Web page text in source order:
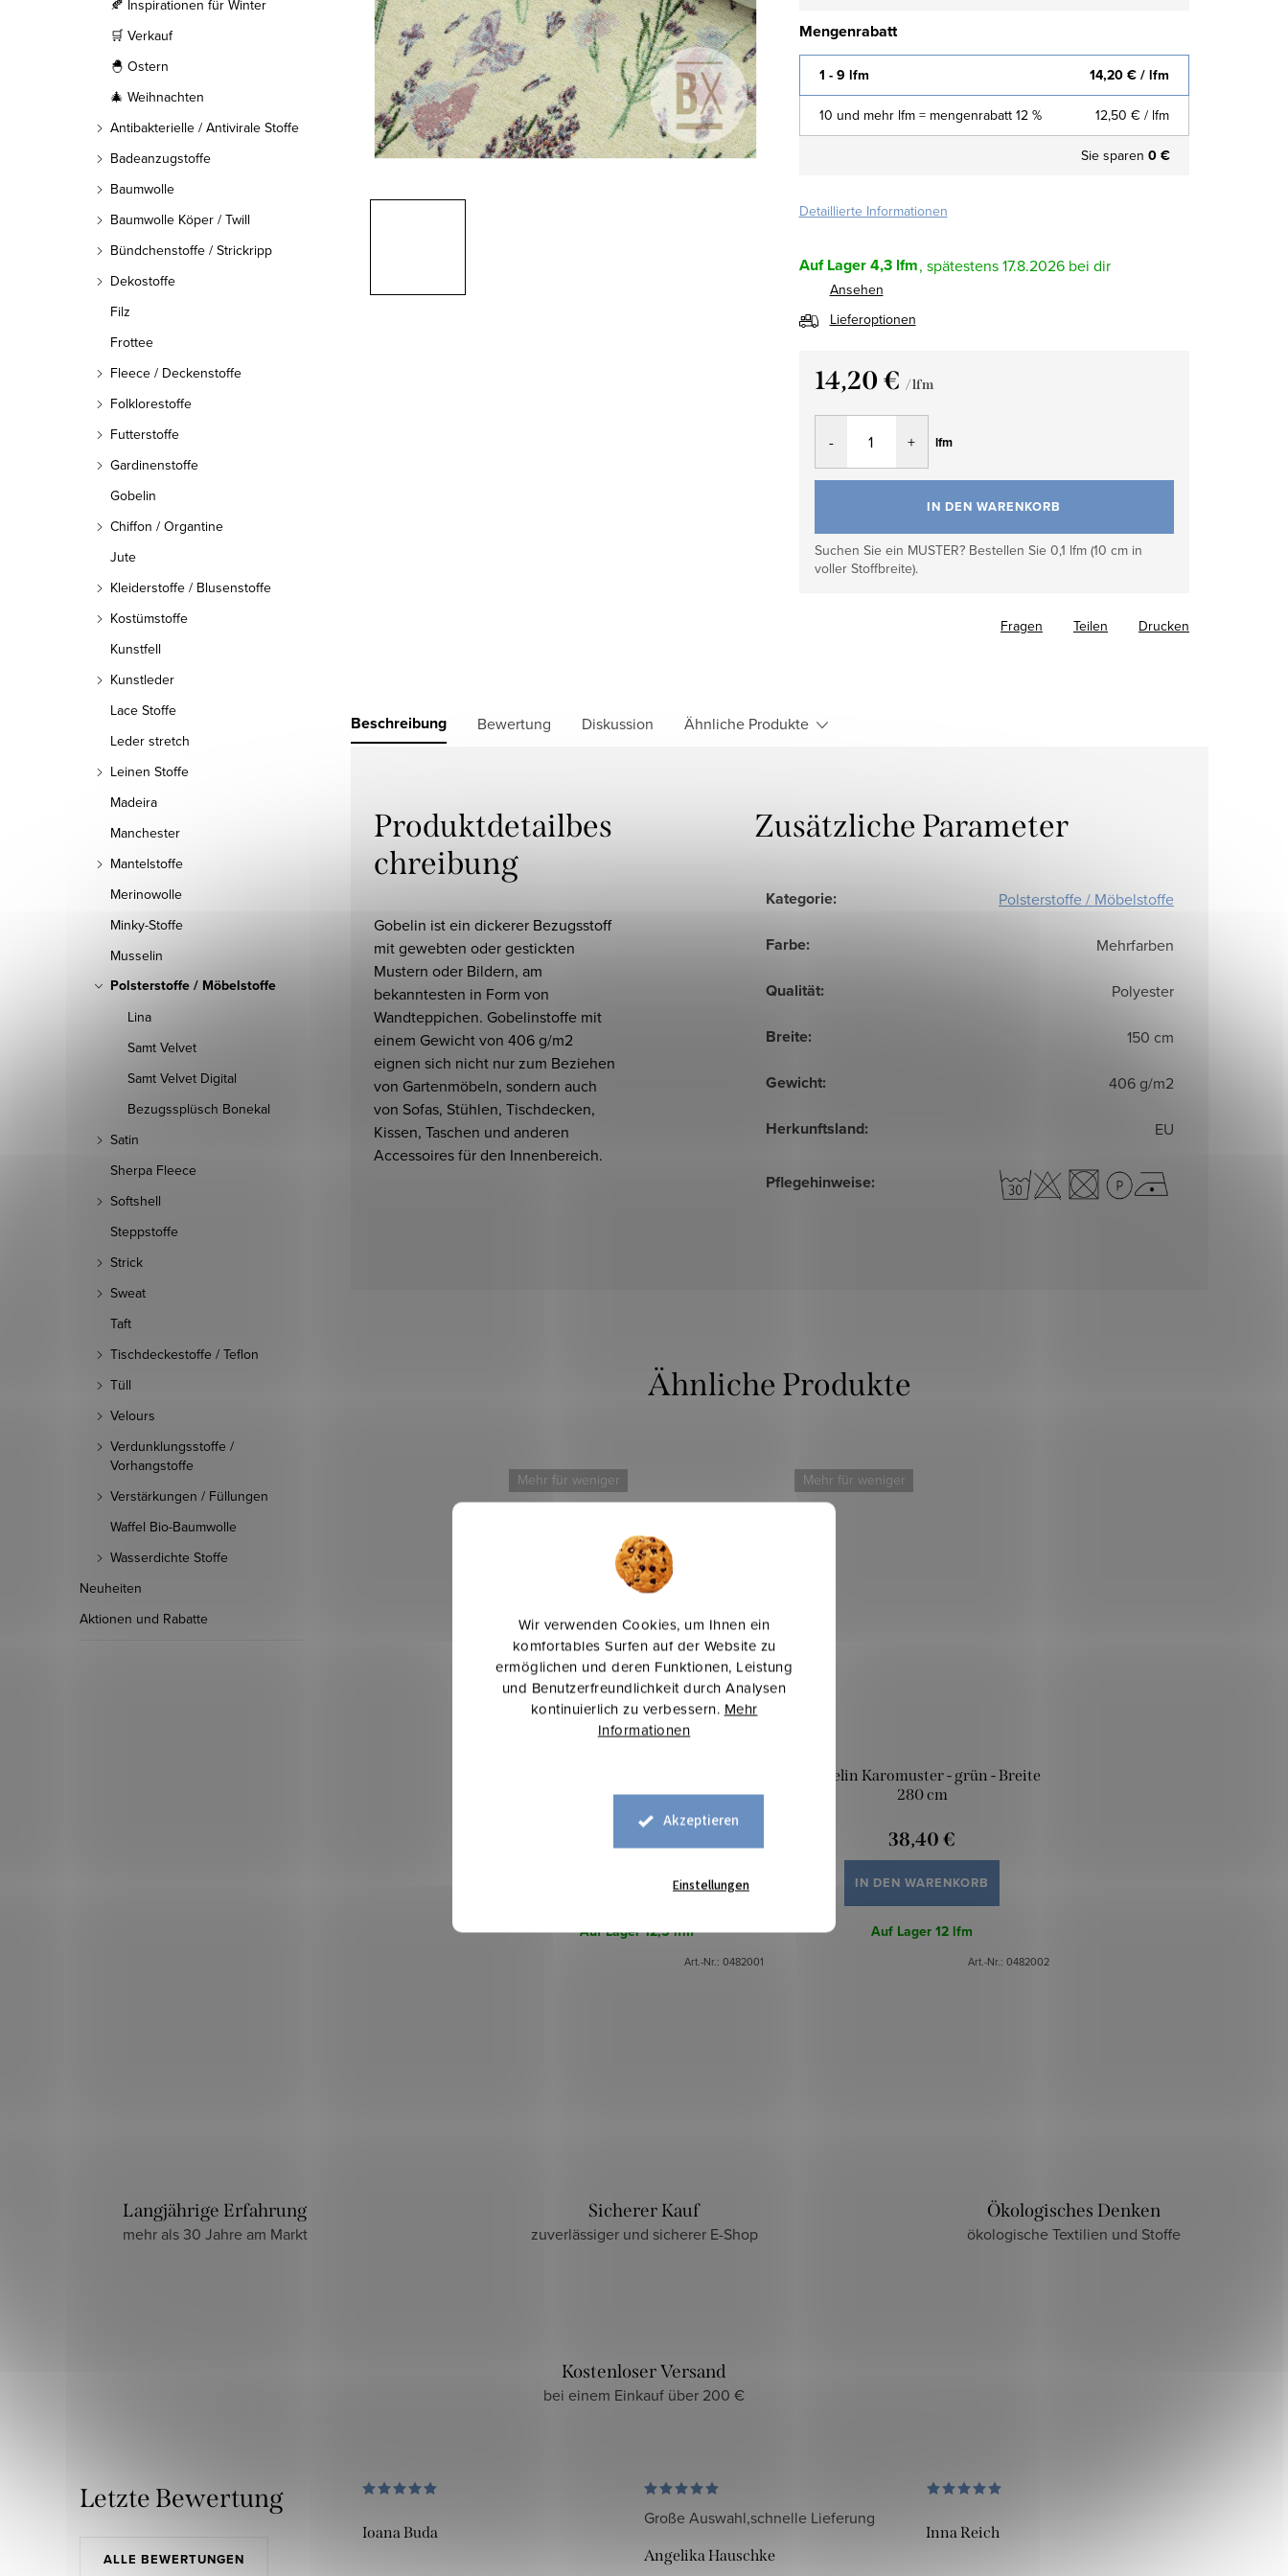
Wir verwenden Cookies, um Ihnen ein
komfortables Surfen auf der Website zu
ermöglichen und deren Funktionen, Leistung
und Benutzerfreundlichkeit durch Analysen
kontinuierlich zu verbessern. Mehr
Informationen
Akzeptieren
Einstellungen
🍂 Inspirationen für Winter
🛒 Verkauf
🐣 Ostern
🎄 Weihnachten
Antibakterielle / Antivirale Stoffe
Badeanzugstoffe
Baumwolle
Baumwolle Köper / Twill
Bündchenstoffe / Strickripp
Dekostoffe
Filz
Frottee
Fleece / Deckenstoffe
Folklorestoffe
Futterstoffe
Gardinenstoffe
Gobelin
Chiffon / Organtine
Jute
Kleiderstoffe / Blusenstoffe
Kostümstoffe
Kunstfell
Kunstleder
Lace Stoffe
Leder stretch
Leinen Stoffe
Madeira
Manchester
Mantelstoffe
Merinowolle
Minky-Stoffe
Musselin
Polsterstoffe / Möbelstoffe
Lina
Samt Velvet
Samt Velvet Digital
Bezugssplüsch Bonekal
Satin
Sherpa Fleece
Softshell
Steppstoffe
Strick
Sweat
Taft
Tischdeckestoffe / Teflon
Tüll
Velours
Verdunklungsstoffe /
Vorhangstoffe
Verstärkungen / Füllungen
Waffel Bio-Baumwolle
Wasserdichte Stoffe
Neuheiten
Aktionen und Rabatte
Mengenrabatt
1 - 9 lfm 14,20 €/ lfm
10 und mehr lfm = mengenrabatt 12 % 12,50 € / lfm
Sie sparen 0 €
Detaillierte Informationen
Auf Lager4,3 lfm 17.8.2026
Ansehen
Lieferoptionen
14,20 € / lfm
Verkaufspreis:
lfm
IN DEN WARENKORB
Suchen Sie ein MUSTER? Bestellen Sie 0,1 lfm (10 cm in
voller Stoffbreite).
Drucken
Fragen Teilen
Beschreibung Bewertung Diskussion Ähnliche Produkte
Produktdetailbes
chreibung
Gobelin ist ein dickerer Bezugsstoff
mit gewebten oder gestickten
Mustern oder Bildern, am
bekanntesten in Form von
Wandteppichen. Gobelinstoffe mit
einem Gewicht von 406 g/m2
eignen sich nicht nur zum Beziehen
von Gartenmöbeln, sondern auch
von Sofas, Stühlen, Tischdecken,
Kissen, Taschen und anderen
Accessoires für den Innenbereich.
Zusätzliche Parameter
Kategorie: Polsterstoffe / Möbelstoffe
Farbe: Mehrfarben
Qualität: Polyester
Breite: 150 cm
Gewicht: 406 g/m2
Herkunftsland: EU
Pflegehinweise:
Mehr für weniger
cm
IN DEN WARENKORB
Auf Lager12,5 lfm
Art.-Nr.: 0482001
Mehr für weniger
Gobelin Karomuster - grün - Breite
280 cm
38,40 €
IN DEN WARENKORB
Auf Lager12 lfm
Art.-Nr.: 0482002
Langjährige Erfahrung
mehr als 30 Jahre am Markt
Sicherer Kauf
zuverlässiger und sicherer E-Shop
Ökologisches Denken
ökologische Textilien und Stoffe
Kostenloser Versand
bei einem Einkauf über 200 €
Letzte Bewertung
ALLE BEWERTUNGEN
Ioana Buda
Große Auswahl,schnelle Lieferung
Angelika Hauschke
Inna Reich